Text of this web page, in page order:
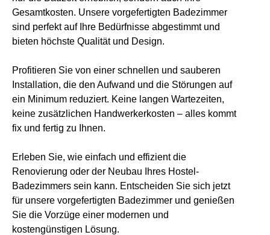
Gesamtkosten. Unsere vorgefertigten Badezimmer
sind perfekt auf Ihre Bedürfnisse abgestimmt und
bieten höchste Qualität und Design.
Profitieren Sie von einer schnellen und sauberen
Installation, die den Aufwand und die Störungen auf
ein Minimum reduziert. Keine langen Wartezeiten,
keine zusätzlichen Handwerkerkosten – alles kommt
fix und fertig zu Ihnen.
Erleben Sie, wie einfach und effizient die
Renovierung oder der Neubau Ihres Hostel-
Badezimmers sein kann. Entscheiden Sie sich jetzt
für unsere vorgefertigten Badezimmer und genießen
Sie die Vorzüge einer modernen und
kostengünstigen Lösung.